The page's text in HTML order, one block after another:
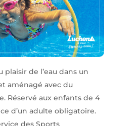
plaisir de l’eau dans un
aménagé avec du
Réservé aux enfants de 4
d’un adulte obligatoire.